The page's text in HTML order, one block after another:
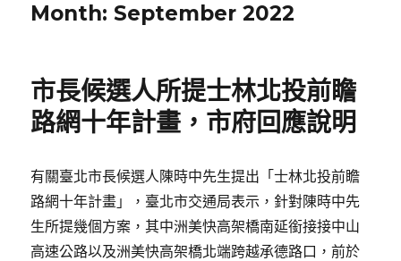
Month: September 2022
市長候選人所提士林北投前瞻
路網十年計畫，市府回應說明
有關臺北市長候選人陳時中先生提出「士林北投前瞻
路網十年計畫」，臺北市交通局表示，針對陳時中先
生所提幾個方案，其中洲美快高架橋南延銜接接中山
高速公路以及洲美快高架橋北端跨越承德路口，前於